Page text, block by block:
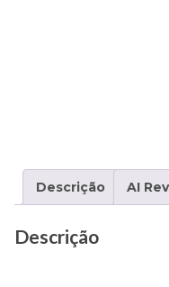
Descrição AI
Descrição